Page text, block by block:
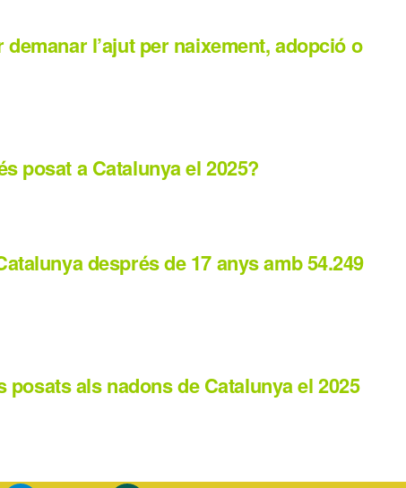
l’ajut per naixement, adopció o
posat a Catalunya el 2025?
després de 17 anys amb 54.249
als nadons de Catalunya el 2025